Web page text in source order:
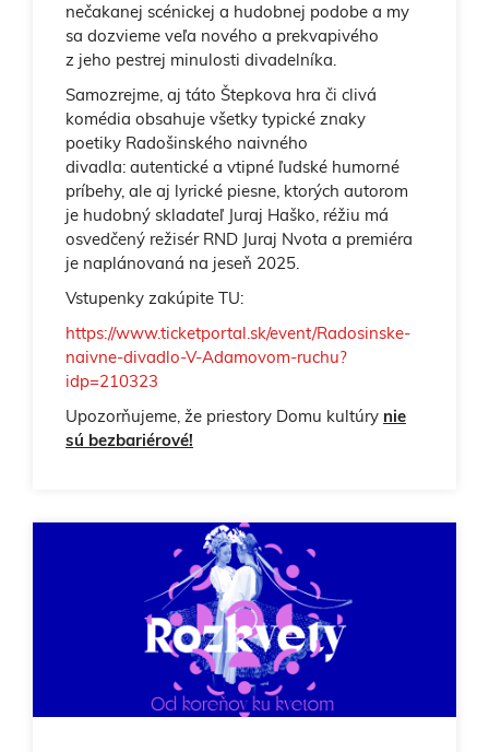
nečakanej scénickej a hudobnej podobe a my
sa dozvieme veľa nového a prekvapivého
z jeho pestrej minulosti divadelníka.
Samozrejme, aj táto Štepkova hra či clivá
komédia obsahuje všetky typické znaky
poetiky Radošinského naivného
divadla: autentické a vtipné ľudské humorné
príbehy, ale aj lyrické piesne, ktorých autorom
je hudobný skladateľ Juraj Haško, réžiu má
osvedčený režisér RND Juraj Nvota a premiéra
je naplánovaná na jeseň 2025.
Vstupenky zakúpite TU:
https://www.ticketportal.sk/event/Radosinske-
naivne-divadlo-V-Adamovom-ruchu?
idp=210323
Upozorňujeme, že priestory Domu kultúry nie
sú bezbariérové!